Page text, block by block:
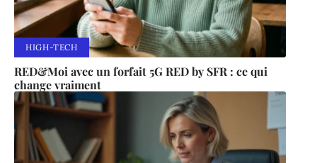
HIGH-TECH
RED&Moi avec un forfait 5G RED by SFR : ce qui
change vraiment